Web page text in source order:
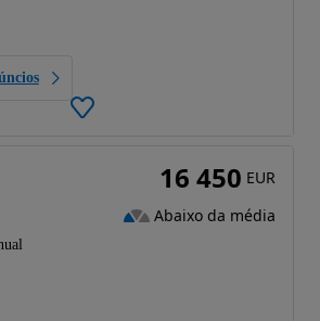
16 450 EUR
Abaixo da média